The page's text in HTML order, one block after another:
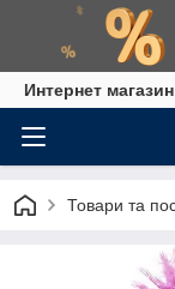
Интернет
Товари та